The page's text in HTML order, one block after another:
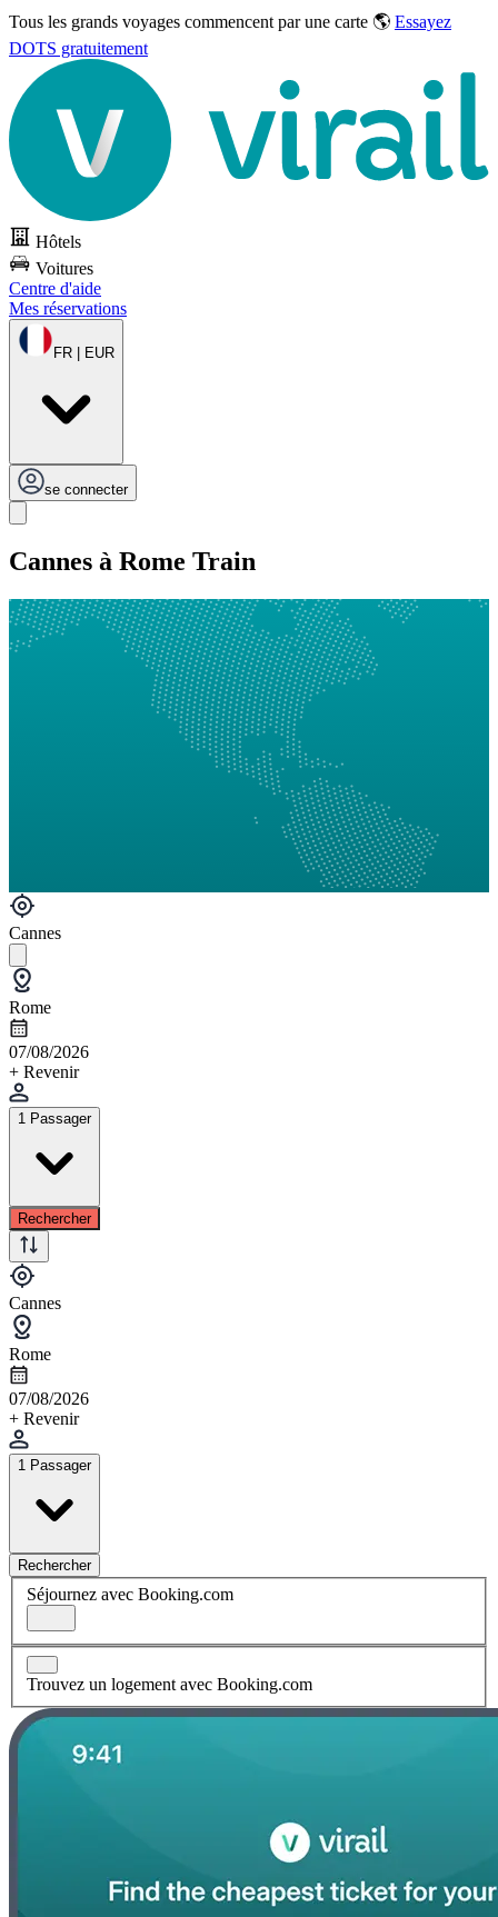
Tous les grands voyages commencent par une carte 🌎 Essayez
DOTS gratuitement
Hôtels
Voitures
Centre d'aide
Mes réservations
FR | EUR
se connecter
Cannes à Rome Train
Cannes
Rome
07/08/2026
+ Revenir
1 Passager
Rechercher
Cannes
Rome
07/08/2026
+ Revenir
1 Passager
Rechercher
Séjournez avec Booking.com
Trouvez un logement avec Booking.com